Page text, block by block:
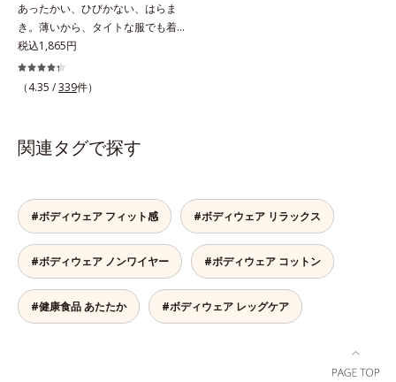
あったかい、ひびかない、はらま
き。薄いから、タイトな服でも着こ
なしスマート。贅沢なダブル素材
で、薄手なのに驚くほどポカポカ肌
側はシルク100％、表側はコットン
ためこむから、薄手なのに驚くほど
ポカポカ。脇には縫い目がないの
対応します。
税込1,865円
（4.35 /339件）
関連タグで探す
#ボディウェア フィット感 #ボディウェア リラックス
#ボディウェア ノンワイヤー #ボディウェア コットン
#健康食品 あたたか #ボディウェア レッグケア